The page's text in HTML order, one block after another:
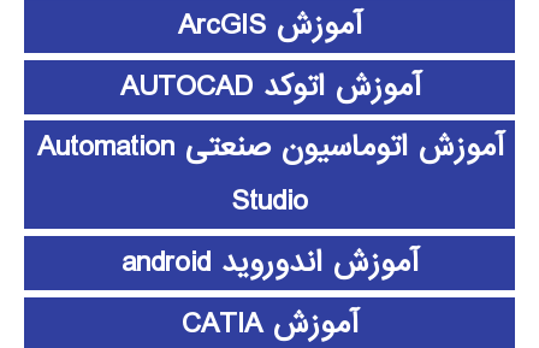
آموزش ArcGIS
آموزش اتوکد AUTOCAD
آموزش اتوماسیون صنعتی Automation
Studio
آموزش اندوروید android
آموزش CATIA